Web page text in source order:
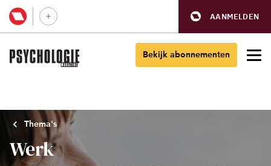
AANMELDEN
Bekijk abonnementen
Thema's
Werk